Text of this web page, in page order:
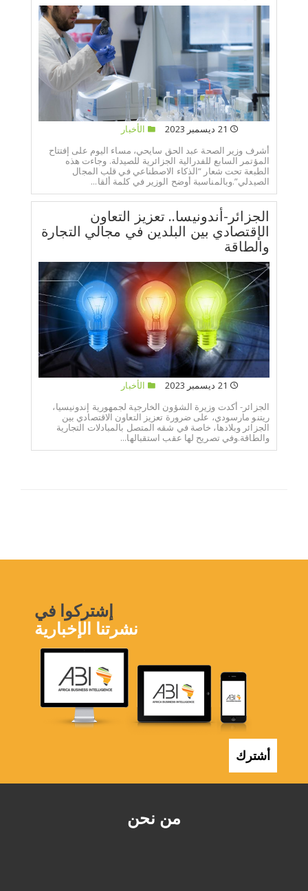
الأخبار
أشرف وزير الصحة عبد الحق سايحي، مساء اليوم على إفتتاح
المؤتمر السابع للفدرالية الجزائرية للصيدلة. وجاءت هذه
الطبعة تحت شعار “الذكاء الاصطناعي في قلب المجال
الصيدلي”.وبالمناسبة أوضح الوزير في كلمة ألقا...
الجزائر-أندونيسا.. تعزيز التعاون
الإقتصادي بين البلدين في مجالي التجارة
والطاقة
الأخبار
الجزائر- أكدت وزيرة الشؤون الخارجية لجمهورية إندونيسيا،
ريتنو مارسودي، على ضرورة تعزيز التعاون الاقتصادي بين
الجزائر وبلادها، خاصة في شقه المتصل بالمبادلات التجارية
والطاقة.وفي تصريح لها عقب استقبالها...
من نحن
إشتركوا في
نشرتنا الإخبارية
أشترك